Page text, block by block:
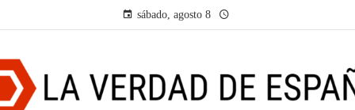
sábado, agosto 8